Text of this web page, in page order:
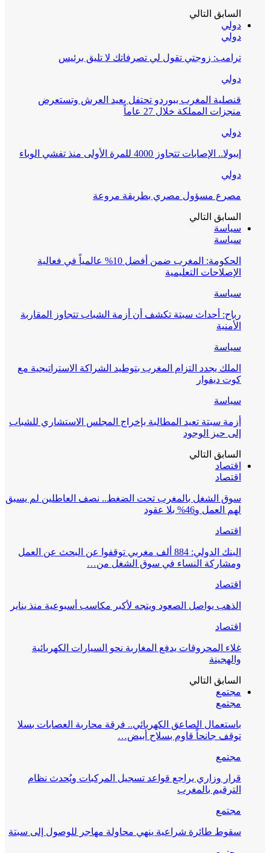
السابق التالي
دولي
دولي
ترامب: زوجتي تقول لي تصرفاتك لا تليق برئيس
دولي
قنصلية المغرب ببوردو تحتفل بعيد العرش وتستعرض
منجزات المملكة خلال 27 عاماً
دولي
إيبولا.. الإصابات تتجاوز 4000 للمرة الأولى منذ تفشي الوباء
دولي
مصرع مسؤول مصري بطريقة مروعة
السابق التالي
سياسة
سياسة
الحكومة: المغرب ضمن أفضل 10% عالمياً في فعالية
الإصلاحات التعليمية
سياسة
رباح: أحداث سبتة تكشف أن أزمة الشباب تتجاوز المقاربة
الأمنية
سياسة
الملك يجدد التزام المغرب بتوطيد الشراكة الاستراتيجية مع
كوت ديفوار
سياسة
أزمة سبتة تعيد المطالبة بإخراج المجلس الاستشاري للشباب
إلى حيز الوجود
السابق التالي
اقتصاد
اقتصاد
سوق الشغل بالمغرب تحت الضغط.. نصف العاطلين لم يسبق
لهم العمل و46% بلا عقود
اقتصاد
البنك الدولي: 884 ألف مغربي توقفوا عن البحث عن العمل
ومشاركة النساء في سوق الشغل من…
اقتصاد
الذهب يواصل الصعود ويتجه لأكبر مكاسب أسبوعية منذ يناير
اقتصاد
غلاء المحروقات يدفع المغاربة نحو السيارات الكهربائية
والهجينة
السابق التالي
مجتمع
مجتمع
باستعمال الصاعق الكهربائي.. فرقة محاربة العصابات بسلا
توقف جانحاً قاوم بسلاح أبيض…
مجتمع
قرار وزاري يراجع قواعد تسجيل المركبات ويُحدث نظام
الترقيم بالمغرب
مجتمع
سقوط طائرة شراعية ينهي محاولة مهاجر للوصول إلى سبتة